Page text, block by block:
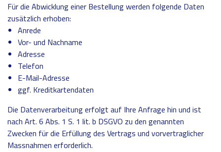
Für die Abwicklung einer Bestellung werden folgende Daten
zusätzlich erhoben:
Anrede
Vor- und Nachname
Adresse
Telefon
E-Mail-Adresse
ggf. Kreditkartendaten
Die Datenverarbeitung erfolgt auf Ihre Anfrage hin und ist
nach Art. 6 Abs. 1 S. 1 lit. b DSGVO zu den genannten
Zwecken für die Erfüllung des Vertrags und vorvertraglicher
Massnahmen erforderlich.